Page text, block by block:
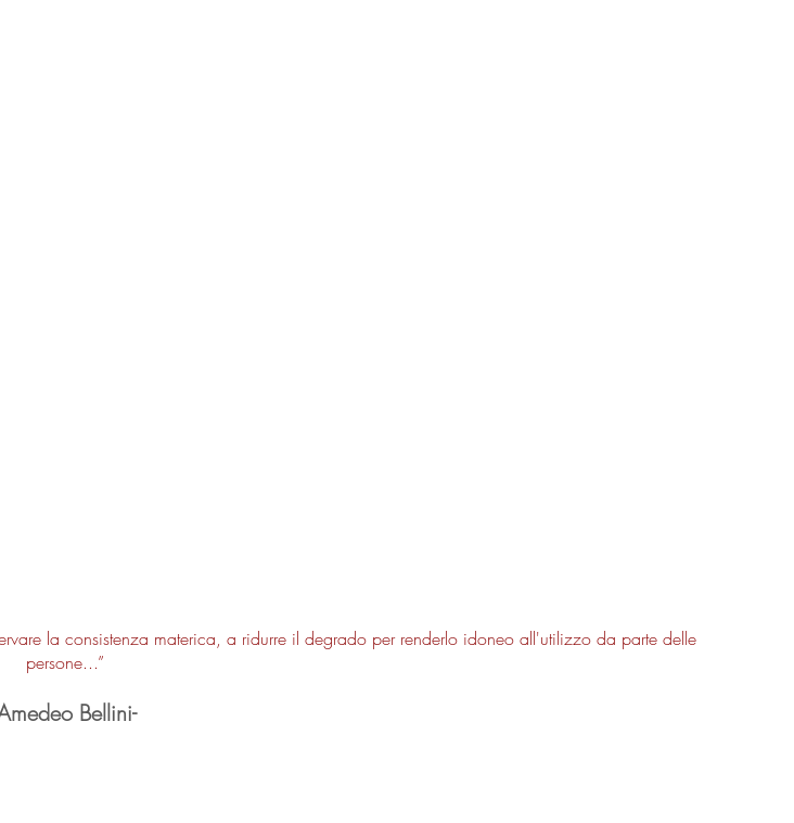
la consistenza materica, a ridurre il degrado per renderlo idoneo all'utilizzo da parte delle
persone...”
Bellini-